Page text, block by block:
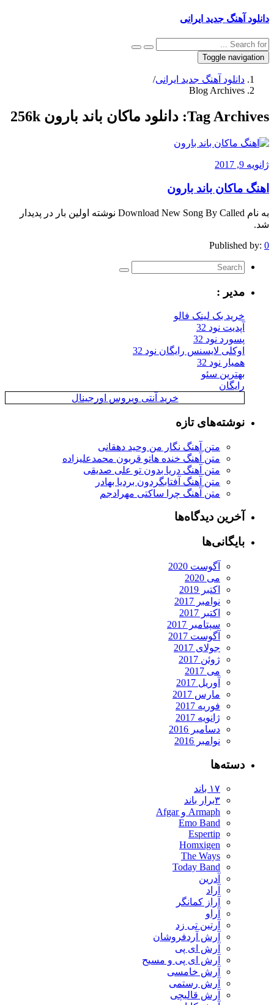
دانلود آهنگ جدید ایرانی
Toggle navigation
دانلود آهنگ جدید ایرانی/
Blog Archives
Tag Archives: دانلود ماکان باند بارون 256k
ژانویه 9, 2017
اهنگ ماکان باند بارون
به نام Download New Song By Called نوشته اولین بار در پدیدار
شد.
Published by: 0
مدیر :
خرید بک لینک فالو
آپدیت نود 32
پسورد نود 32
اوکلی لایسنس رایگان نود 32
همیار نود 32
بهترین سئو
رایگان
خرید آنتی ویروس اورجینال
نوشته‌های تازه
متن آهنگ نگار من وحید دهقانی
متن آهنگ خنده هاتو قربون محمدعلیزاده
متن آهنگ دریا بدون تو علی صدیقی
متن آهنگ آفتابگردون بردیا بهادر
متن آهنگ چرا ساکتی مهرادجم
آخرین دیدگاه‌ها
بایگانی‌ها
آگوست 2020
می 2020
اکتبر 2019
نوامبر 2017
اکتبر 2017
سپتامبر 2017
آگوست 2017
جولای 2017
ژوئن 2017
می 2017
آوریل 2017
مارس 2017
فوریه 2017
ژانویه 2017
دسامبر 2016
نوامبر 2016
دسته‌ها
۱۷ باند
۳برار باند
Armaph و Afgar
Emo Band
Espertip
Homxigen
The Ways
Today Band
آدرین
آراد
آراز کمانگر
آراو
آرتین تی زد
آرش آردفروشان
آرش ای پی
آرش ای پی و مسیح
آرش خامسی
آرش رستمی
آرش قالیچی